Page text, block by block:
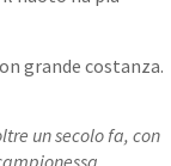
grande costanza.
un secolo fa, con